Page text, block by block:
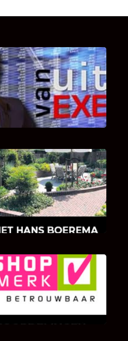
VAN EXECUTIE
van de deelname
aan dit programma.
HANS BOEREMA
ontstaan is en wat
in de wereld van
en tegels!
om te weten wat u
en onze diensten vindt.